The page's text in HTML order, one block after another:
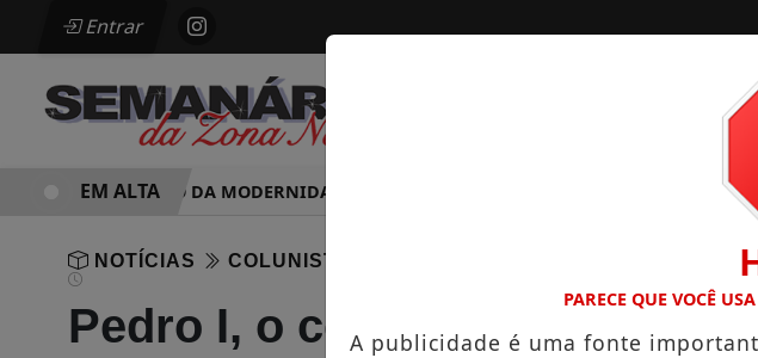
Entrar
INÍCIO
PARADOXO DA MODERNIDADE HOSPITAL SAMARITANO HIGIENÓPOLIS
EM ALTA
NOTÍCIAS COLUNISTAS
Pedro I, o compositor
PARECE QUE VOCÊ
A publicidade é uma fonte